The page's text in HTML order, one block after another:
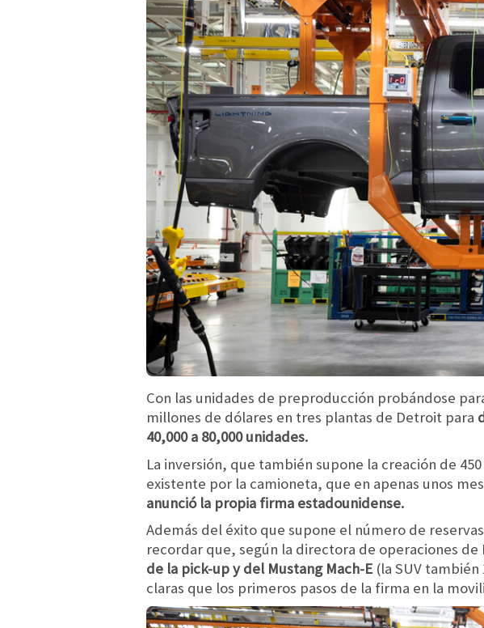
Con las unidades de preproducción probándose
millones de dólares en tres plantas de Detroit para
40,000 a 80,000 unidades.
La inversión, que también supone la creación de
existente por la camioneta, que en apenas unos
anunció la propia firma estadounidense.
Además del éxito que supone el número de
recordar que, según la directora de operaciones
de la pick-up y del Mustang Mach-E (la SUV
claras que los primeros pasos de la firma en la